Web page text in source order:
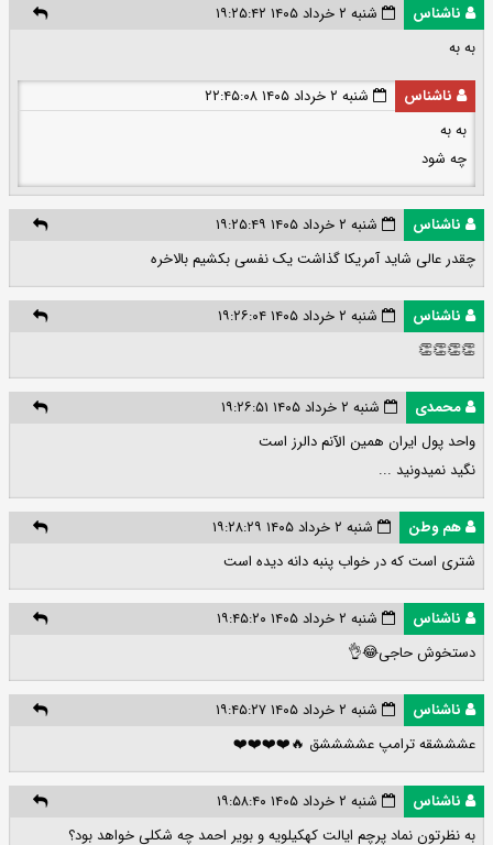
ناشناس
شنبه ۲ خرداد ۱۴۰۵ ۱۹:۲۵:۴۲
به به
ناشناس
شنبه ۲ خرداد ۱۴۰۵ ۲۲:۴۵:۰۸
به به
چه شود
ناشناس
شنبه ۲ خرداد ۱۴۰۵ ۱۹:۲۵:۴۹
چقدر عالی شاید آمریکا گذاشت یک نفسی بکشیم بالاخره
ناشناس
شنبه ۲ خرداد ۱۴۰۵ ۱۹:۲۶:۰۴
👏👏👏👏
محمدی
شنبه ۲ خرداد ۱۴۰۵ ۱۹:۲۶:۵۱
واحد پول ایران همین الآنم دالرز است
نگید نمیدونید ...
هم وطن
شنبه ۲ خرداد ۱۴۰۵ ۱۹:۲۸:۲۹
شتری است که در خواب پنبه دانه دیده است
ناشناس
شنبه ۲ خرداد ۱۴۰۵ ۱۹:۴۵:۲۰
دستخوش حاجی😂👌
ناشناس
شنبه ۲ خرداد ۱۴۰۵ ۱۹:۴۵:۲۷
عشششقه ترامپ عششششق 🔥❤️❤️❤️❤️
ناشناس
شنبه ۲ خرداد ۱۴۰۵ ۱۹:۵۸:۴۰
به نظرتون نماد پرچم ایالت کهکیلویه و بویر احمد چه شکلی خواهد بود؟